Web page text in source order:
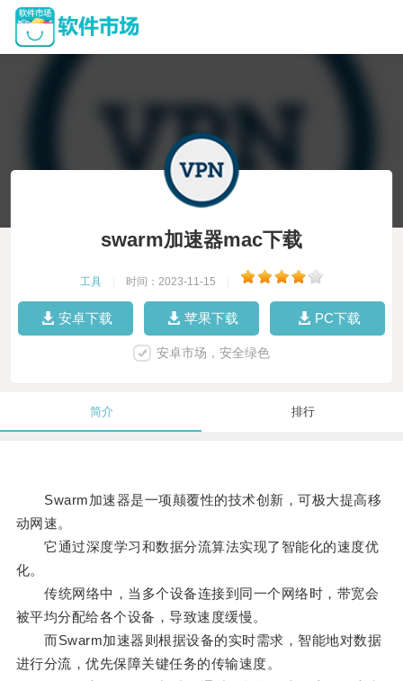
swarm加速器mac下载
工具 时间：2023-11-15
安卓下载 苹果下载 PC下载
安卓市场，安全绿色
简介 排行
Swarm加速器是一项颠覆性的技术创新，可极大提高移
动网速。
它通过深度学习和数据分流算法实现了智能化的速度优
化。
传统网络中，当多个设备连接到同一个网络时，带宽会
被平均分配给各个设备，导致速度缓慢。
而Swarm加速器则根据设备的实时需求，智能地对数据
进行分流，优先保障关键任务的传输速度。